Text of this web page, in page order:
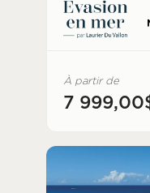
À partir de
7